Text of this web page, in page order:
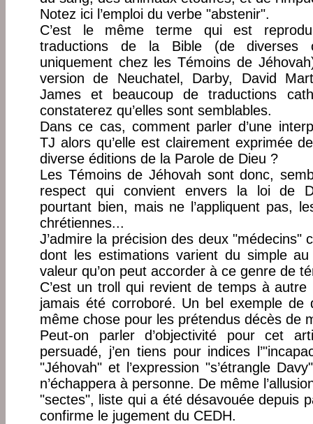
Notez ici l’emploi du verbe "abstenir".
C’est le même terme qui est
traductions de la Bible (de diverses
uniquement chez les Témoins de
version de Neuchatel, Darby, David
James et beaucoup de traductions
constaterez qu’elles sont semblables.
Dans ce cas, comment parler d’une
TJ alors qu’elle est clairement exprimée
diverse éditions de la Parole de Dieu ?
Les Témoins de Jéhovah sont donc,
respect qui convient envers la loi de
pourtant bien, mais ne l’appliquent pas,
chrétiennes...
J’admire la précision des deux "médecins"
dont les estimations varient du simple
valeur qu’on peut accorder à ce genre de
C’est un troll qui revient de temps à autre
jamais été corroboré. Un bel exemple de
même chose pour les prétendus décès de
Peut-on parler d’objectivité pour cet
persuadé, j’en tiens pour indices
"Jéhovah" et l’expression "s’étrangle
n’échappera à personne. De même
"sectes", liste qui a été désavouée depuis
confirme le jugement du CEDH.